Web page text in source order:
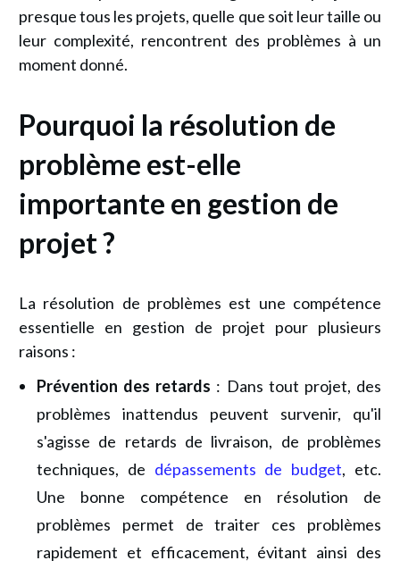
presque tous les projets, quelle que soit leur taille ou
leur complexité, rencontrent des problèmes à un
moment donné.
Pourquoi la résolution de
problème est-elle
importante en gestion de
projet ?
La résolution de problèmes est une compétence
essentielle en gestion de projet pour plusieurs
raisons :
Prévention des retards : Dans tout projet, des
problèmes inattendus peuvent survenir, qu'il
s'agisse de retards de livraison, de problèmes
techniques, de dépassements de budget, etc.
Une bonne compétence en résolution de
problèmes permet de traiter ces problèmes
rapidement et efficacement, évitant ainsi des